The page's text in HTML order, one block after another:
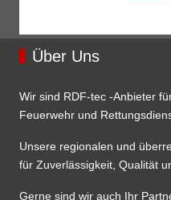
Über Uns
Wir sind RDF-tec -Anbieter
Feuerwehr und
Unsere regionalen und
für Zuverlässigkeit, Qualität
Gerne sind wir auch Ihr